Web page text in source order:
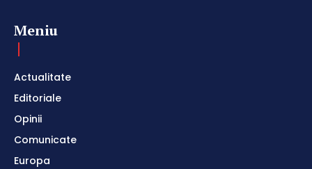
Meniu
Actualitate
Editoriale
Opinii
Comunicate
Europa